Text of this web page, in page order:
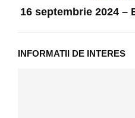
16 septembrie 2024 –
INFORMATII DE INTERES